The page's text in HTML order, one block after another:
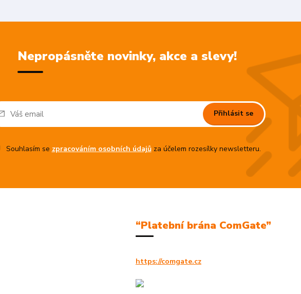
Nepropásněte novinky, akce a slevy!
Přihlásit se
Souhlasím se zpracováním osobních údajůza účelem rozesílky newsletteru.
“Platební brána ComGate”
https://comgate.cz